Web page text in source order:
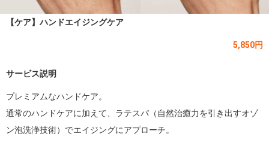
【ケア】ハンドエイジングケア
5,850円
サービス説明
プレミアムなハンドケア。
通常のハンドケアに加えて、ラテスパ（自然治癒力を引き出すオゾ
ン泡洗浄技術）でエイジングにアプローチ。